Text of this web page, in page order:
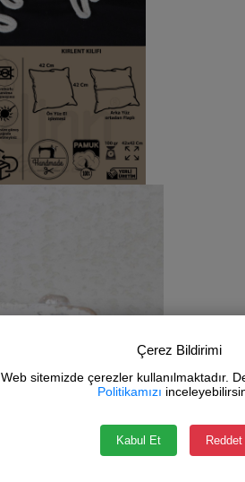
Çerez Bildirimi
Web sitemizde çerezler kullanılmaktadır.
Politikamızı
Kabul Et Reddet